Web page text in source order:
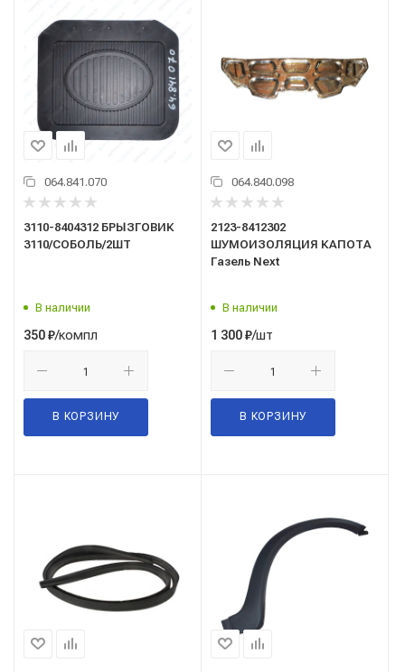
064.841.070
3110-8404312 БРЫЗГОВИК
3110/СОБОЛЬ/2ШТ
В наличии
350₽/компл
В КОРЗИНУ
064.840.098
2123-8412302
ШУМОИЗОЛЯЦИЯ КАПОТА
Газель Next
В наличии
1 300₽/шт
В КОРЗИНУ